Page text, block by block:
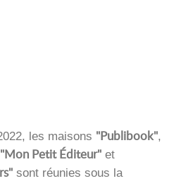
les maisons "Publibook",
"Mon Petit Éditeur" et
sont réunies sous la